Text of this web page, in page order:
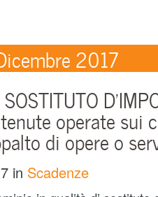
2017
operate sui
di opere o
in Scadenze